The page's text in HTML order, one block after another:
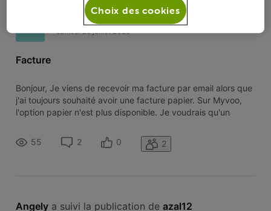
Angely a posté une question
samedi 26 juillet 2025
Facture
Bonjour, Je viens de recevoir ma facture par email alors que
j'ai toujours souhaité avoir une facture papier. Sur Myvoo,
l'option papier n'est plus disponible. Je voudrais qu'un
papier. Merci d'avance. Cordialement.
55 2 0 2
Angely a suivi la publication de azal12
Choix des cookies